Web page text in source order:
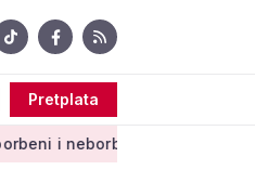
Pretplata
sektor od početka 2027.